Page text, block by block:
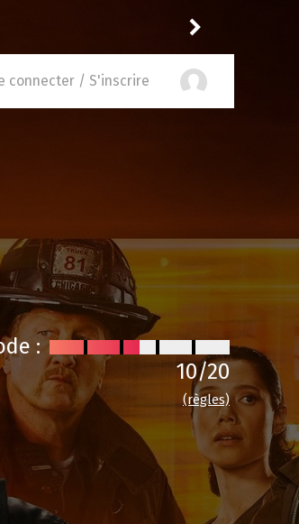
Niclooyda noté
connecter / S'inscrire
:
10/20
(règles)